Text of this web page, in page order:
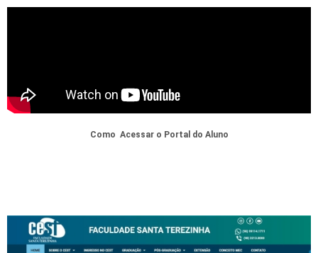
Como Acessar o Portal do Aluno